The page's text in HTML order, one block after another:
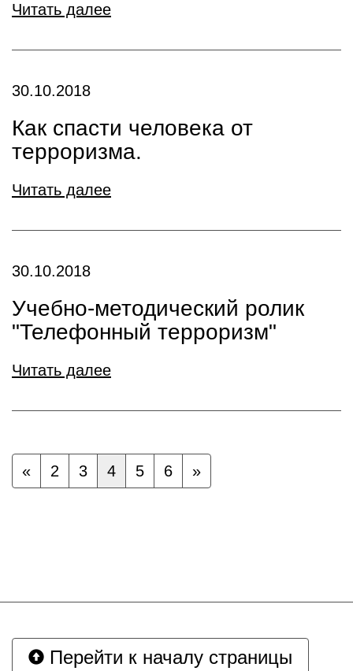
Читать далее
30.10.2018
Как спасти человека от
терроризма.
Читать далее
30.10.2018
Учебно-методический ролик
"Телефонный терроризм"
Читать далее
« 2 3 4 5 6 »
Перейти к началу страницы